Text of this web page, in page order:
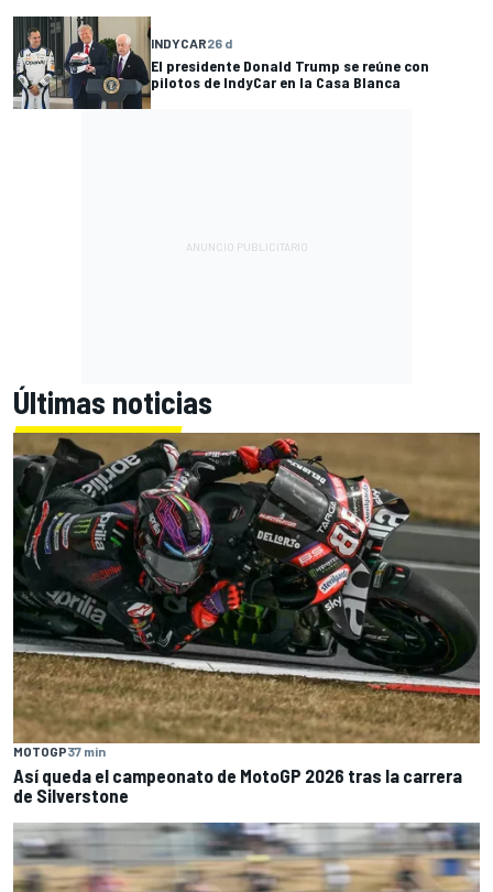
INDYCAR26 d
El presidente Donald Trump se reúne con
pilotos de IndyCar en la Casa Blanca
Últimas noticias
MOTOGP37 min
Así queda el campeonato de MotoGP 2026 tras la carrera
de Silverstone